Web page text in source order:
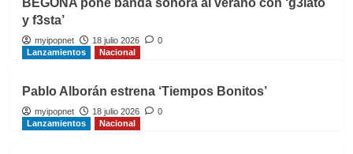
y f3sta’
myipopnet 18 julio 2026
0
Lanzamientos
Nacional
Pablo Alborán estrena ‘Tiempos Bonitos’
myipopnet 18 julio 2026
0
Lanzamientos
Nacional